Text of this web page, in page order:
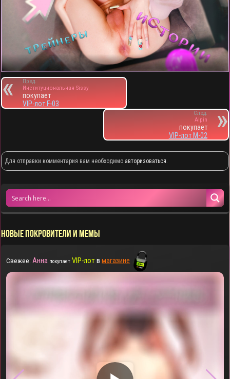
Пред.
Институциональная Sissy
покупает
VIP-лот F-03
След.
Alpin
покупает
VIP-лот M-02
Для отправки комментария вам необходимо авторизоваться
НОВЫЕ ПОКРОВИТЕЛИ И МЕМЫ
Свежее: Анна покупает VIP-лотвмагазине